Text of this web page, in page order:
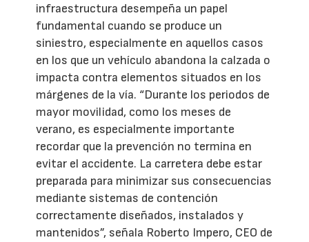
infraestructura desempeña un papel
fundamental cuando se produce un
siniestro, especialmente en aquellos casos
en los que un vehículo abandona la calzada o
impacta contra elementos situados en los
márgenes de la vía. “Durante los periodos de
mayor movilidad, como los meses de
verano, es especialmente importante
recordar que la prevención no termina en
evitar el accidente. La carretera debe estar
preparada para minimizar sus consecuencias
mediante sistemas de contención
correctamente diseñados, instalados y
mantenidos”, señala Roberto Impero, CEO de